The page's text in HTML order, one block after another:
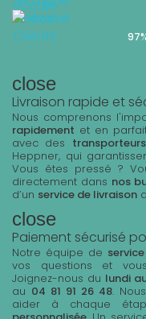
close
Livraison rapide et
Nous comprenons
rapidement et en
avec des
Heppner, qui
Vous êtes pressé ?
directement dans nos
d’un service de livraison
close
Paiement sécurisé
Notre équipe de
vos questions et
Joignez-nous du lundi
au 04 81 91 26 48.
aider à chaque